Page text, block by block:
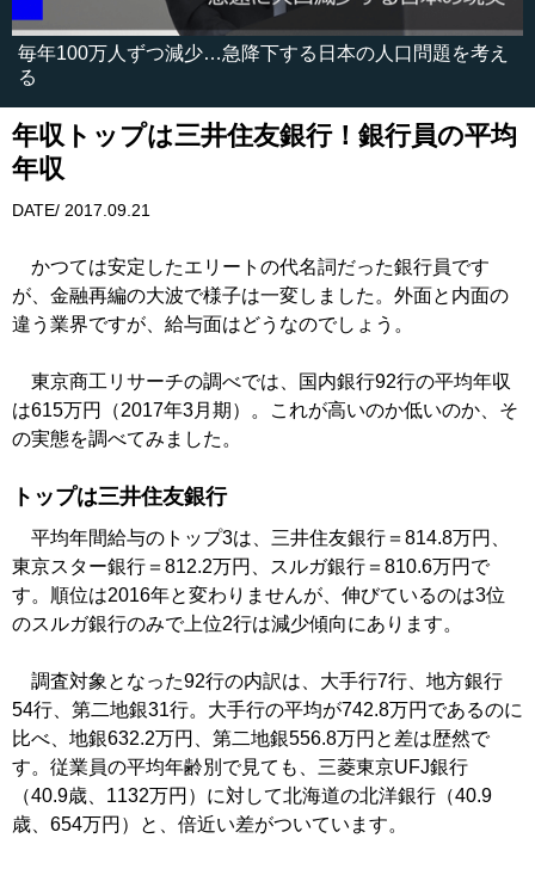
毎年100万人ずつ減少…急降下する日本の人口問題を考え
る
年収トップは三井住友銀行！銀行員の平均
年収
DATE/ 2017.09.21
かつては安定したエリートの代名詞だった銀行員です
が、金融再編の大波で様子は一変しました。外面と内面の
違う業界ですが、給与面はどうなのでしょう。
東京商工リサーチの調べでは、国内銀行92行の平均年収
は615万円（2017年3月期）。これが高いのか低いのか、そ
の実態を調べてみました。
トップは三井住友銀行
平均年間給与のトップ3は、三井住友銀行＝814.8万円、
東京スター銀行＝812.2万円、スルガ銀行＝810.6万円で
す。順位は2016年と変わりませんが、伸びているのは3位
のスルガ銀行のみで上位2行は減少傾向にあります。
調査対象となった92行の内訳は、大手行7行、地方銀行
54行、第二地銀31行。大手行の平均が742.8万円であるのに
比べ、地銀632.2万円、第二地銀556.8万円と差は歴然で
す。従業員の平均年齢別で見ても、三菱東京UFJ銀行
（40.9歳、1132万円）に対して北海道の北洋銀行（40.9
歳、654万円）と、倍近い差がついています。